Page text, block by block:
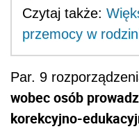
Czytaj także:
przemocy w
Par. 9
wobec osób
korekcyjno-